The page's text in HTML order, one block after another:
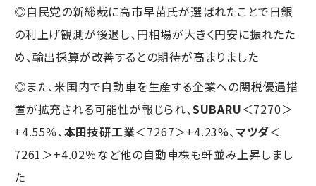
◎自民党の新総裁に高市早苗氏が選ばれたことで日銀
の利上げ観測が後退し、円相場が大きく円安に振れたた
め、輸出採算が改善するとの期待が高まりました
◎また、米国内で自動車を生産する企業への関税優遇措
置が拡充される可能性が報じられ、SUBARU＜7270＞
+4.55％、本田技研工業＜7267＞+4.23%、マツダ＜
7261＞+4.02％など他の自動車株も軒並み上昇しまし
た